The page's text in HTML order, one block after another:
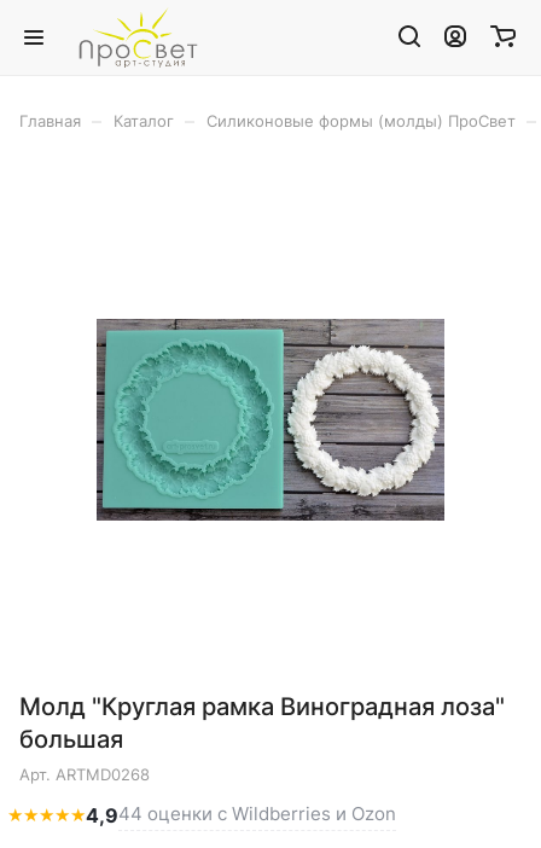
Главная Каталог Силиконовые формы (молды) ПроСвет
Молд "Круглая рамка Виноградная лоза"
большая
Арт. ARTMD0268
★★★★★4,944 оценки с Wildberries и Ozon